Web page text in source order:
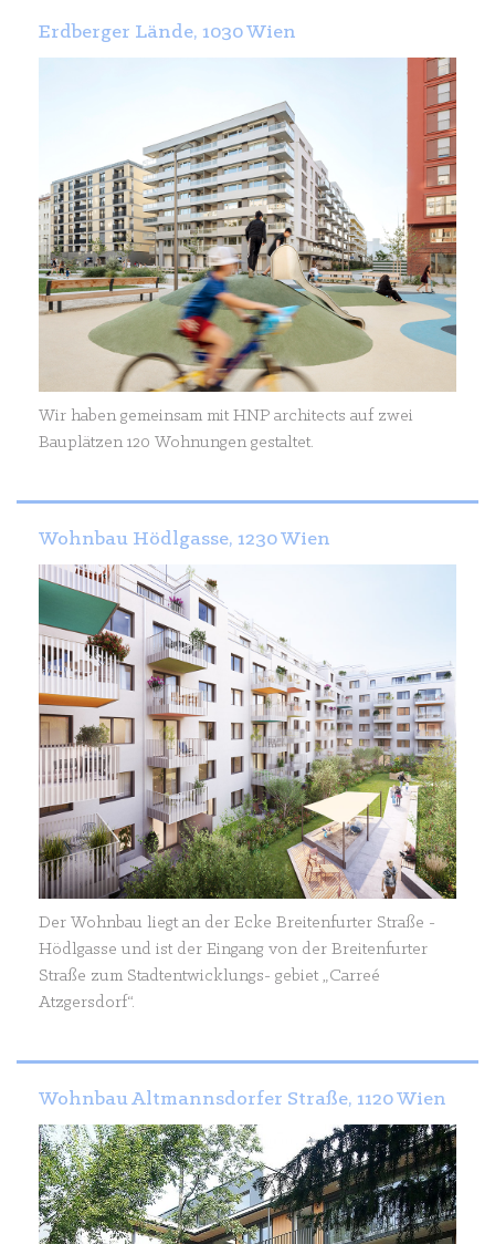
Erdberger Lände, 1030 Wien
Wir haben gemeinsam mit HNP architects auf zwei
Bauplätzen 120 Wohnungen gestaltet.
Wohnbau Hödlgasse, 1230 Wien
Der Wohnbau liegt an der Ecke Breitenfurter Straße -
Hödlgasse und ist der Eingang von der Breitenfurter
Straße zum Stadtentwicklungs- gebiet „Carreé
Atzgersdorf“.
Wohnbau Altmannsdorfer Straße, 1120 Wien